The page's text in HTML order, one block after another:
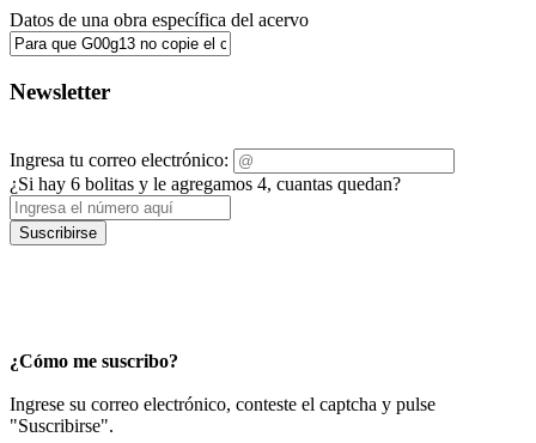
Datos de una obra específica del acervo
Newsletter
Ingresa tu correo electrónico:
¿Si hay 6 bolitas y le agregamos 4, cuantas quedan?
Suscribirse
¿Cómo me suscribo?
Ingrese su correo electrónico, conteste el captcha y pulse
"Suscribirse".